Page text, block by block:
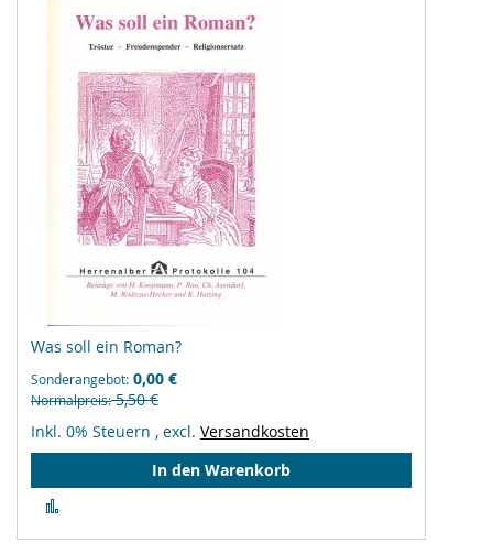
Was soll ein Roman?
Sonderangebot 0,00 €
Normalpreis 5,50 €
Inkl. 0% Steuern , excl. Versandkosten
In den Warenkorb
hinzufügen